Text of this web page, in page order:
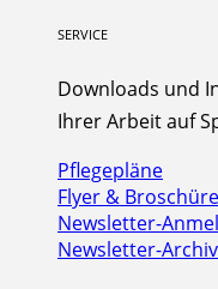
SERVICE
Downloads und
Ihrer Arbeit auf
Pflegepläne
Flyer &
Newsletter-
Newsletter-Archiv